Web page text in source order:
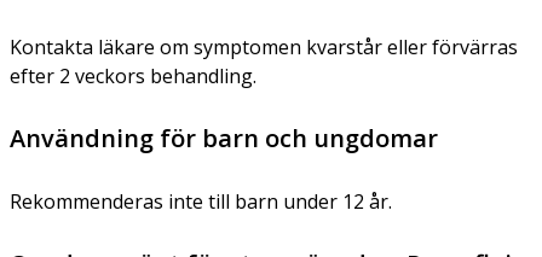
Kontakta läkare om symptomen kvarstår eller förvärras
efter 2 veckors behandling.
Användning för barn och ungdomar
Rekommenderas inte till barn under 12 år.